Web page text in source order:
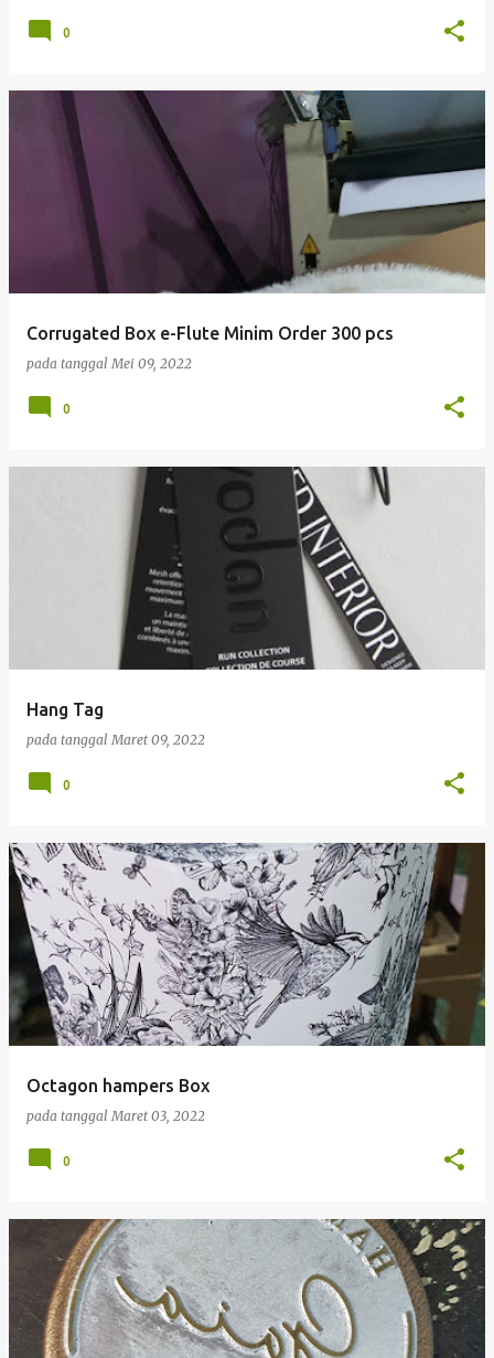
0
Corrugated Box e-Flute Minim Order 300 pcs
pada tanggalMei 09, 2022
0
Hang Tag
pada tanggalMaret 09, 2022
0
Octagon hampers Box
pada tanggalMaret 03, 2022
0